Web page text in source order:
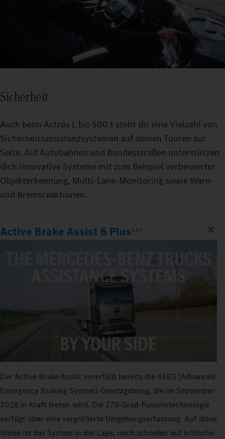
Sicherheit
Auch beim Actros L bis 500 t steht dir eine Vielzahl von
Sicherheitsassistenzsystemen auf deinen Touren zur
Seite. Auf Autobahnen und Bundesstraßen unterstützen
dich innovative Systeme mit zum Beispiel verbesserter
Objekterkennung, Multi-Lane-Monitoring sowie Warn-
und Bremsreaktionen.
Active Brake Assist 6 Plus2,3,4
Der Active Brake Assist vorerfüllt bereits die AEBS (Advanced
Emergency Braking System)-Gesetzgebung, die im September
2028 in Kraft treten wird. Die 270‑Grad-Fusionstechnologie
verfügt über eine vergrößerte Umgebungserfassung. Auf diese
Weise ist das System in der Lage, noch schneller auf kritische